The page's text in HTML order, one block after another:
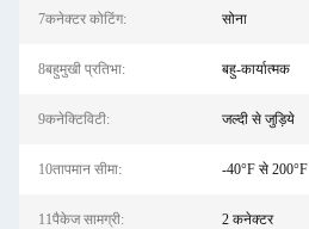
7कनेक्टर कोटिंग: सोना
8बहुमुखी प्रतिभा: बहु-कार्यात्मक
9कनेक्टिविटी: जल्दी से जुड़िये
10तापमान सीमा: -40°F से 200°F
11पैकेज सामग्री: 2 कनेक्टर